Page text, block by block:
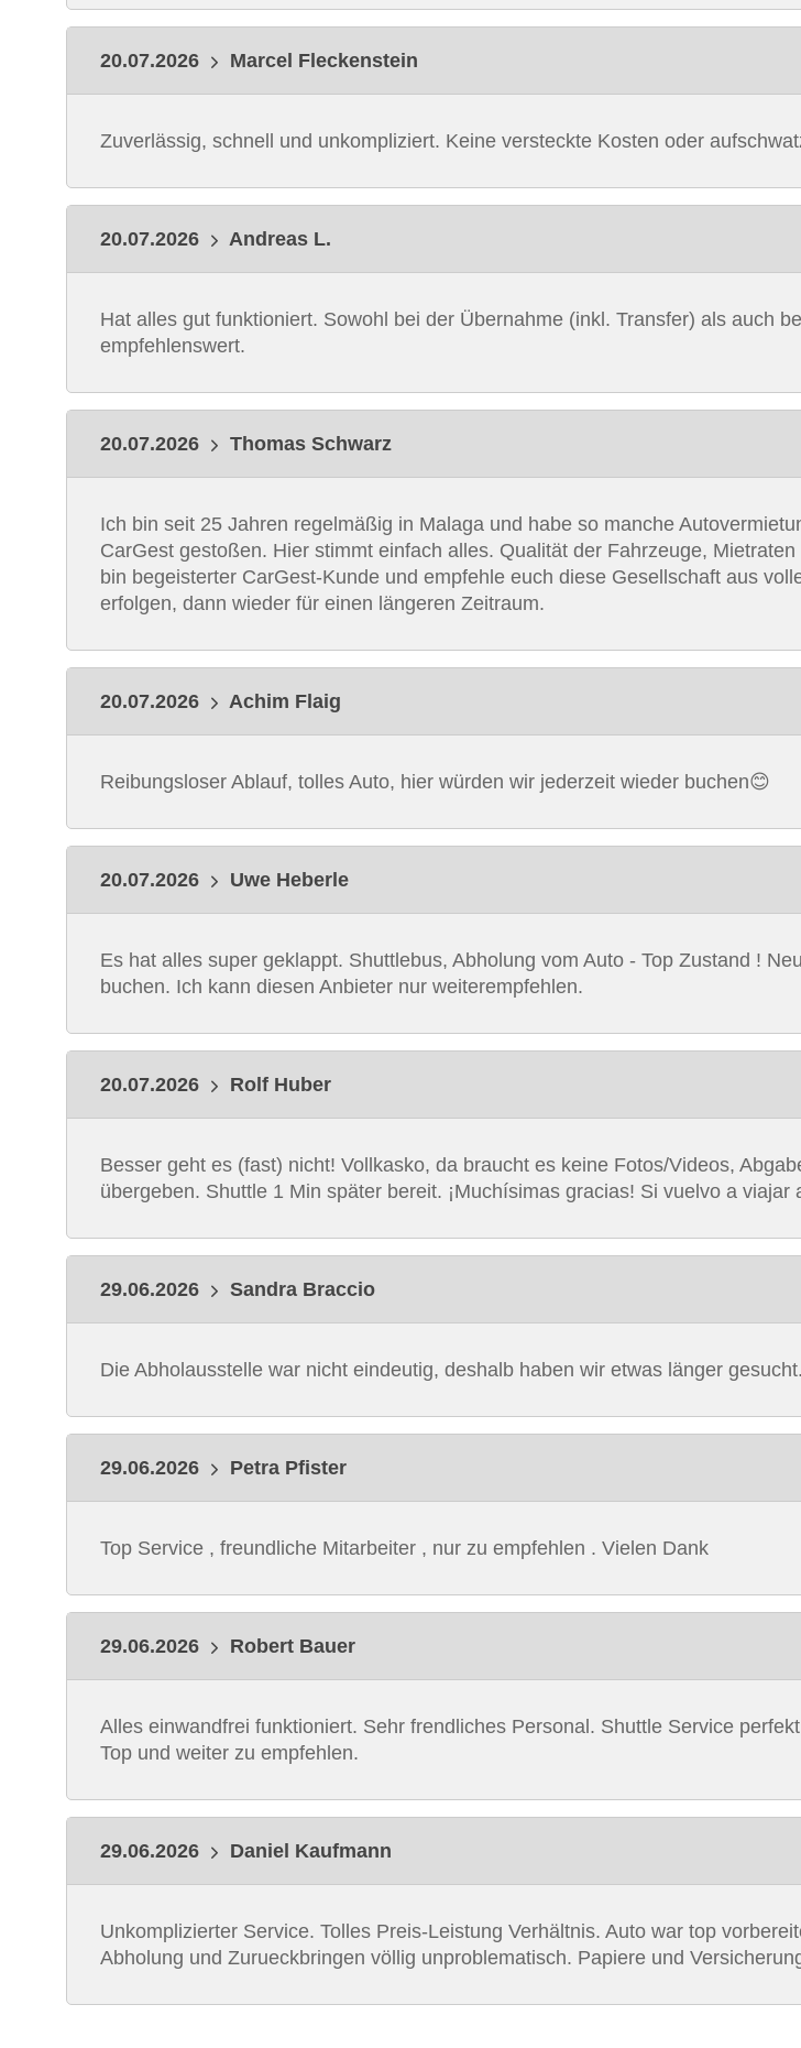
20.07.2026 Marcel Fleckenstein
Zuverlässig, schnell und unkompliziert. Keine versteckte Kosten oder
20.07.2026 Andreas L.
Hat alles gut funktioniert. Sowohl bei der Übernahme (inkl. Transfer) als auch
empfehlenswert.
20.07.2026 Thomas Schwarz
Ich bin seit 25 Jahren regelmäßig in Malaga und habe so manche
CarGest gestoßen. Hier stimmt einfach alles. Qualität der Fahrzeuge,
bin begeisterter CarGest-Kunde und empfehle euch diese Gesellschaft aus
erfolgen, dann wieder für einen längeren Zeitraum.
20.07.2026 Achim Flaig
Reibungsloser Ablauf, tolles Auto, hier würden wir jederzeit wieder buchen😊
20.07.2026 Uwe Heberle
Es hat alles super geklappt. Shuttlebus, Abholung vom Auto - Top Zustand !
buchen. Ich kann diesen Anbieter nur weiterempfehlen.
20.07.2026 Rolf Huber
Besser geht es (fast) nicht! Vollkasko, da braucht es keine Fotos/Videos,
übergeben. Shuttle 1 Min später bereit. ¡Muchísimas gracias! Si vuelvo a
29.06.2026 Sandra Braccio
Die Abholausstelle war nicht eindeutig, deshalb haben wir etwas länger
29.06.2026 Petra Pfister
Top Service , freundliche Mitarbeiter , nur zu empfehlen . Vielen Dank
29.06.2026 Robert Bauer
Alles einwandfrei funktioniert. Sehr frendliches Personal. Shuttle Service
Top und weiter zu empfehlen.
29.06.2026 Daniel Kaufmann
Unkomplizierter Service. Tolles Preis-Leistung Verhältnis. Auto war top
Abholung und Zurueckbringen völlig unproblematisch. Papiere und